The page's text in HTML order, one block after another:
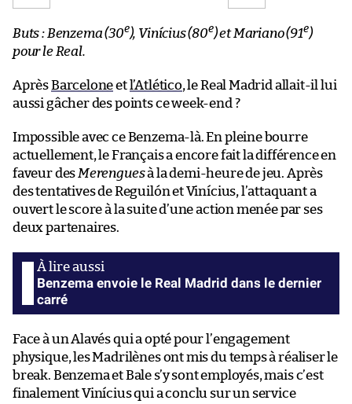
Buts : Benzema (30e), Vinícius (80e) et Mariano (91e)
pour le Real.
AprèsBarceloneetl’Atlético, le Real Madrid allait-il lui
aussi gâcher des points ce week-end ?
Impossible avec ce Benzema-là. En pleine bourre
actuellement, le Français a encore fait la différence en
faveur desMerenguesà la demi-heure de jeu. Après
des tentatives de Reguilón et Vinícius, l’attaquant a
ouvert le score à la suite d’une action menée par ses
deux partenaires.
Benzema envoie le Real Madrid dans le dernier
carré
Face à un Alavés qui a opté pour l’engagement
physique, les Madrilènes ont mis du temps à réaliser le
break. Benzema et Bale s’y sont employés, mais c’est
finalement Vinícius qui a conclu sur un service